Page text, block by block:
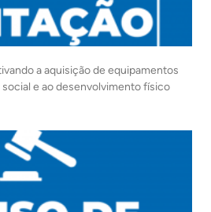
a aquisição de equipamentos
e ao desenvolvimento físico